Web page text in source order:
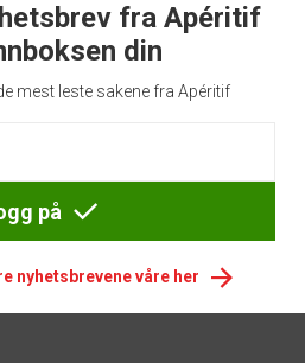
fra Apéritif
din
mest leste sakene fra Apéritif
på
nyhetsbrevene våre her